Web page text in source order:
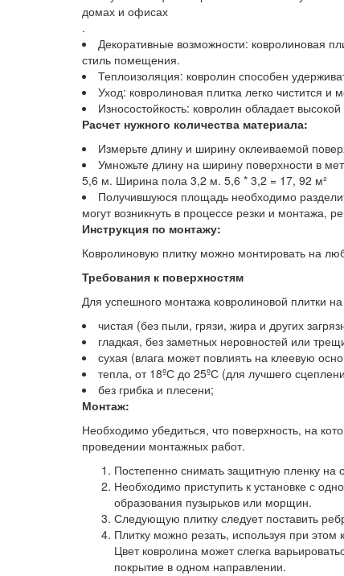
домах и офисах
.
Декоративные возможности: ковролиновая
стиль помещения.
Теплоизоляция: ковролин способен
Уход: ковролиновая плитка легко чистится
Износостойкость: ковролин обладает
Расчет нужного количества материала:
Измерьте длину и ширину оклеиваемой
Умножьте длину на ширину поверхности в
5,6 м. Ширина пола 3,2 м. 5,6 * 3,2 = 17, 92 м²
Получившуюся площадь необходимо
могут возникнуть в процессе резки и монтажа,
Инструкция по монтажу:
Ковролиновую плитку можно монтировать на
Требования к поверхностям
Для успешного монтажа ковролиновой плитки
чистая (без пыли, грязи, жира и других
гладкая, без заметных неровностей или
сухая (влага может повлиять на клеевую
тепла, от 18ºС до 25ºС (для лучшего
без грибка и плесени;
Монтаж:
Необходимо убедиться, что поверхность, на
проведении монтажных работ.
Постепенно снимать защитную пленку на
Необходимо приступить к установке с
образования пузырьков или морщин.
Следующую плитку следует поставить
Плитку можно резать, используя при
Цвет ковролина может слегка
покрытие в одном направлении.